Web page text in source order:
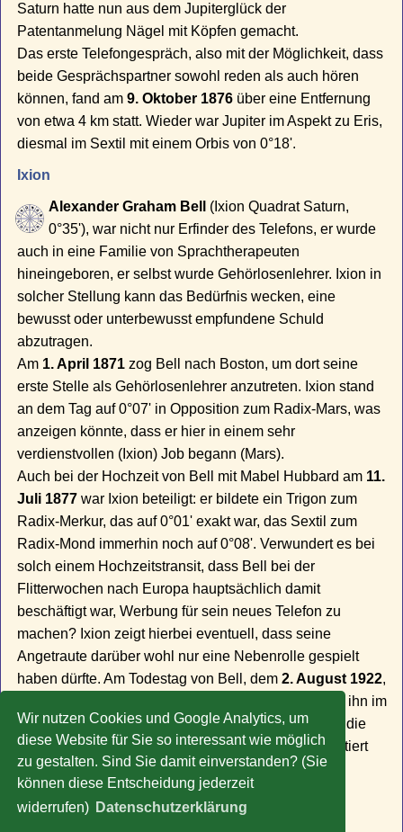
Wir nutzen Cookies und Google Analytics, um
diese Website für Sie so interessant wie möglich
zu gestalten. Sind Sie damit einverstanden? (Sie
können diese Entscheidung jederzeit
widerrufen) Datenschutzerklärung
Saturn hatte nun aus dem Jupiterglück der
Patentanmelung Nägel mit Köpfen gemacht.
Das erste Telefongespräch, also mit der Möglichkeit, dass
beide Gesprächspartner sowohl reden als auch hören
können, fand am9. Oktober 1876 über eine Entfernung
von etwa 4 km statt. Wieder war Jupiter im Aspekt zu Eris,
diesmal im Sextil mit einem Orbis von 0°18'.
Ixion
Alexander Graham Bell
(Ixion Quadrat Saturn,
0°35'), war nicht nur Erfinder des Telefons, er wurde
auch in eine Familie von Sprachtherapeuten
hineingeboren, er selbst wurde Gehörlosenlehrer. Ixion in
solcher Stellung kann das Bedürfnis wecken, eine
bewusst oder unterbewusst empfundene Schuld
abzutragen.
Am 1. April 1871 zog Bell nach Boston, um dort seine
erste Stelle als Gehörlosenlehrer anzutreten. Ixion stand
an dem Tag auf 0°07' in Opposition zum Radix-Mars, was
anzeigen könnte, dass er hier in einem sehr
verdienstvollen (Ixion) Job begann (Mars).
Auch bei der Hochzeit von Bell mit Mabel Hubbard am 11.
Juli 1877 war Ixion beteiligt: er bildete ein Trigon zum
Radix-Merkur, das auf 0°01' exakt war, das Sextil zum
Radix-Mond immerhin noch auf 0°08'. Verwundert es bei
solch einem Hochzeitstransit, dass Bell bei der
Flitterwochen nach Europa hauptsächlich damit
beschäftigt war, Werbung für sein neues Telefon zu
machen? Ixion zeigt hierbei eventuell, dass seine
Angetraute darüber wohl nur eine Nebenrolle gespielt
haben dürfte. Am Todestag von Bell, dem2. August 1922,
spielte Ixion ebenfalls eine Rolle: Saturn transitierte ihn im
Trigon, Orbis 0°15'. Dies könnte bestätigen, dass er die
Folgen seines ungesunden Lebenswandels präsentiert
bekam, er starb an den Folgen eines Diabetes.
» Zu weiteren Promi-Horoskopen